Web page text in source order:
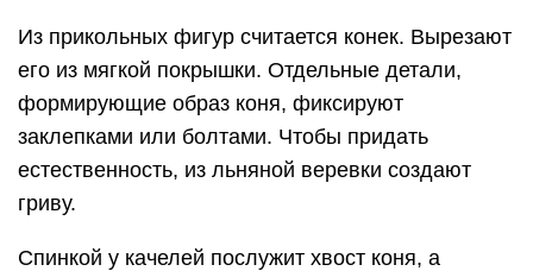
Из прикольных фигур считается конек. Вырезают
его из мягкой покрышки. Отдельные детали,
формирующие образ коня, фиксируют
заклепками или болтами. Чтобы придать
естественность, из льняной веревки создают
гриву.
Спинкой у качелей послужит хвост коня, а